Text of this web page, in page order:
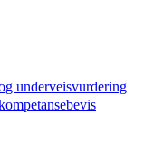
underveisvurdering